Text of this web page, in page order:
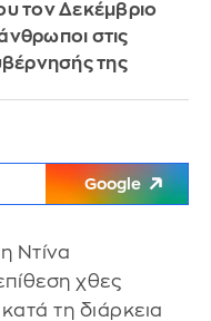
τον Δεκέμβριο
στις
της
Google
Ντίνα
χθες
τη διάρκεια